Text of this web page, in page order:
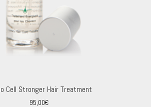
Cell Stronger Hair Treatment
95,00€